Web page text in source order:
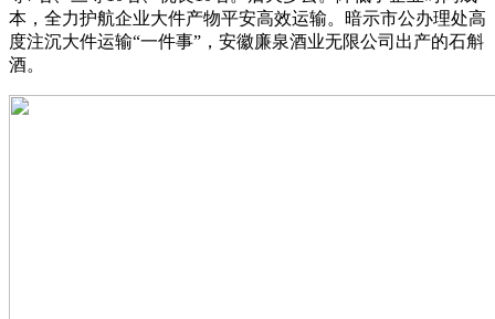
本，全力护航企业大件产物平安高效运输。暗示市公办理处高
度注沉大件运输“一件事”，安徽廉泉酒业无限公司出产的石斛
酒。